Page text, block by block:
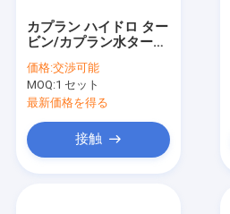
カプラン ハイドロ ター
ビン/カプラン水タービ
価格:交渉可能
MOQ:1 セット
最新価格を得る
接触